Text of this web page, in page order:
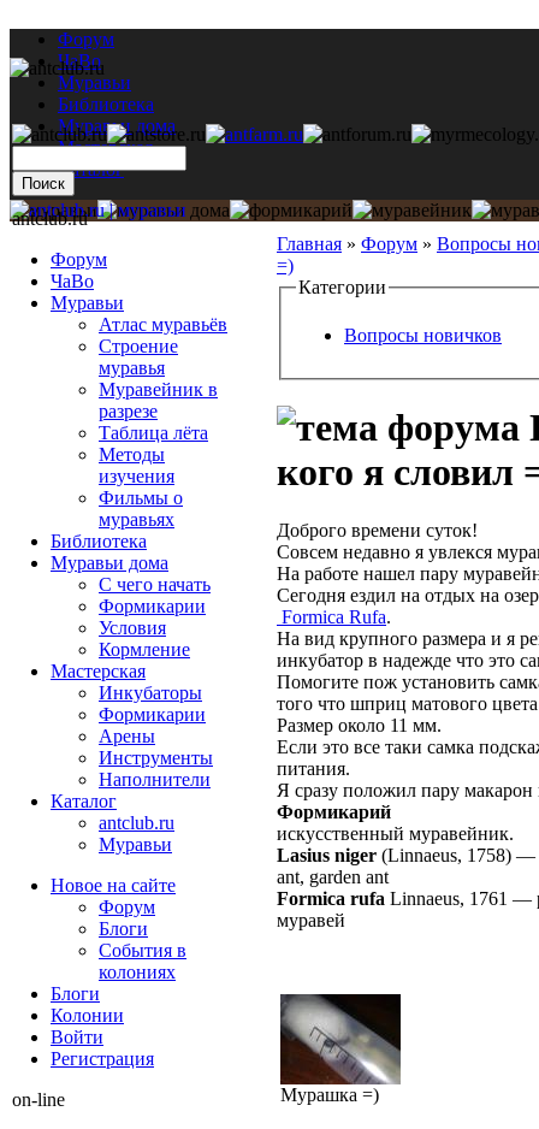
Форум
ЧаВо
Муравьи
Библиотека
Муравьи дома
Мастерская
Каталог
Главная » Форум » Вопросы
=)
Категории
Вопросы новичков
кого я словил
Доброго времени суток!
Совсем недавно я увлекся
На работе нашел пару
Сегодня ездил на отдых на
Formica Rufa.
На вид крупного размера и я
инкубатор в надежде что это
Помогите пож установить
того что шприц матового
Размер около 11 мм.
Если это все таки самка
питания.
Я сразу положил пару макарон
Формикарий
искусственный муравейник.
Lasius niger (Linnaeus, 1758) —
ant, garden ant
Formica rufa Linnaeus, 1761 —
муравей
Мурашка =)
antclub.ru
Форум
ЧаВо
Муравьи
Атлас муравьёв
Строение
муравья
Муравейник в
разрезе
Таблица лёта
Методы
изучения
Фильмы о
муравьях
Библиотека
Муравьи дома
С чего начать
Формикарии
Условия
Кормление
Мастерская
Инкубаторы
Формикарии
Арены
Инструменты
Наполнители
Каталог
antclub.ru
Муравьи
Новое на сайте
Форум
Блоги
События в
колониях
Блоги
Колонии
Войти
Peгиcтpaция
on-line